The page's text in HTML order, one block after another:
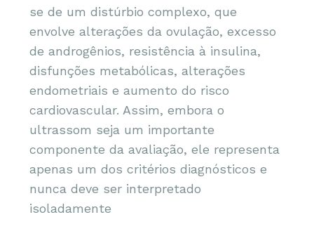
se de um distúrbio complexo, que
envolve alterações da ovulação, excesso
de androgênios, resistência à insulina,
disfunções metabólicas, alterações
endometriais e aumento do risco
cardiovascular. Assim, embora o
ultrassom seja um importante
componente da avaliação, ele representa
apenas um dos critérios diagnósticos e
nunca deve ser interpretado
isoladamente